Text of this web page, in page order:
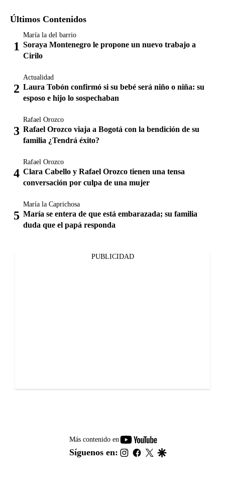
Últimos Contenidos
María la del barrio
Soraya Montenegro le propone un nuevo trabajo a
Cirilo
Actualidad
Laura Tobón confirmó si su bebé será niño o niña: su
esposo e hijo lo sospechaban
Rafael Orozco
Rafael Orozco viaja a Bogotá con la bendición de su
familia ¿Tendrá éxito?
Rafael Orozco
Clara Cabello y Rafael Orozco tienen una tensa
conversación por culpa de una mujer
María la Caprichosa
María se entera de que está embarazada; su familia
duda que el papá responda
PUBLICIDAD
Más contenido en
youtube-
footer
Síguenos en: instagram
facebook
twitter